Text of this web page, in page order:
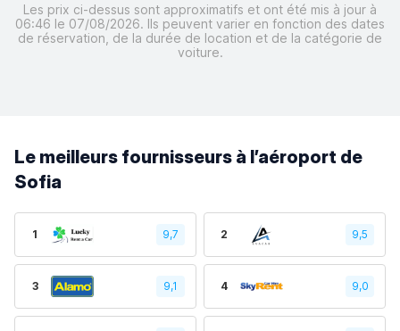
Les prix ci-dessus sont approximatifs et ont été mis à jour à
06:46 le 07/08/2026. Ils peuvent varier en fonction des dates
de réservation, de la durée de location et de la catégorie de
voiture.
Le meilleurs fournisseurs à l’aéroport de
Sofia
1 9,7 2 9,5
3 9,1 4 9,0